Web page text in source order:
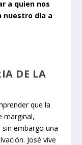
a quien nos
nuestro día a
DE LA
que la
marginal,
embargo una
José vive